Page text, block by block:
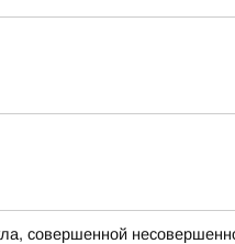
совершенной